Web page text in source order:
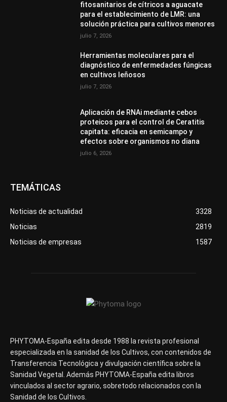
fitosanitarios de cítricos a aguacate
para el establecimiento de LMR: una
solución práctica para cultivos menores
julio 7, 2026
Herramientas moleculares para el
diagnóstico de enfermedades fúngicas
en cultivos leñosos
julio 7, 2026
Aplicación de RNAi mediante cebos
proteicos para el control de Ceratitis
capitata: eficacia en semicampo y
efectos sobre organismos no diana
julio 6, 2026
TEMÁTICAS
Noticias de actualidad
3328
Noticias
2819
Noticias de empresas
1587
PHYTOMA-España edita desde 1988 la revista profesional
especializada en la sanidad de los Cultivos, con contenidos de
Transferencia Tecnológica y divulgación científica sobre la
Sanidad Vegetal. Además PHYTOMA-España edita libros
vinculados al sector agrario, sobretodo relacionados con la
Sanidad de los Cultivos.